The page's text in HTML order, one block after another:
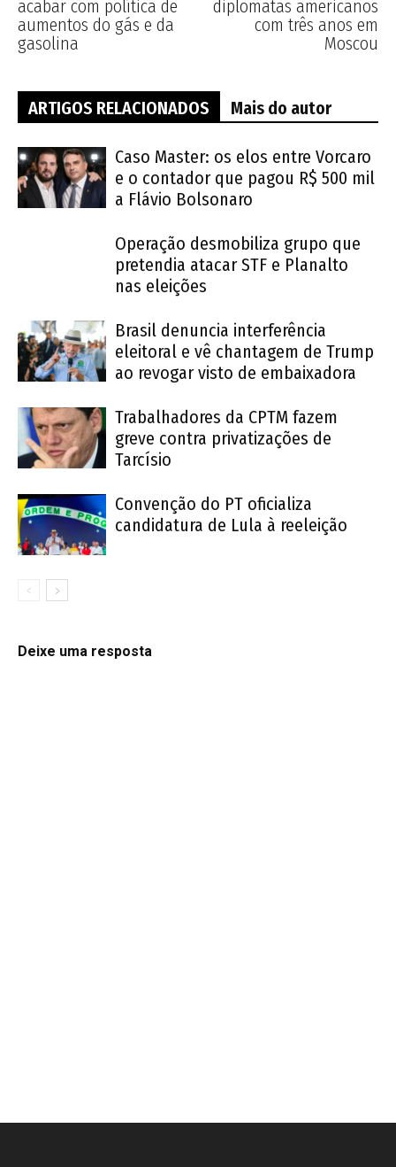
acabar com política de
aumentos do gás e da
gasolina
diplomatas americanos
com três anos em
Moscou
ARTIGOS RELACIONADOS Mais do autor
Caso Master: os elos entre Vorcaro
e o contador que pagou R$ 500 mil
a Flávio Bolsonaro
Operação desmobiliza grupo que
pretendia atacar STF e Planalto
nas eleições
Brasil denuncia interferência
eleitoral e vê chantagem de Trump
ao revogar visto de embaixadora
Trabalhadores da CPTM fazem
greve contra privatizações de
Tarcísio
Convenção do PT oficializa
candidatura de Lula à reeleição
Deixe uma resposta